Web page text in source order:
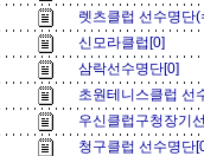
렛츠클럽 선수명
신모라클럽[0]
삼락선수명단[0]
초원테니스클럽
우신클럽구청장기
청구클럽 선수명